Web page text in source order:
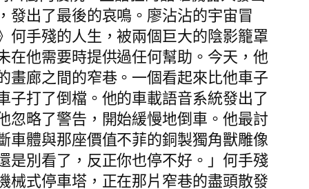
發出了最後的哀鳴。廖沾沾的宇宙冒
何手殘的人生，被兩個巨大的陰影籠罩
在他需要時提供過任何幫助。今天，他
畫廊之間的窄巷。一個看起來比他車子
子打了倒檔。他的車載語音系統發出了
忽略了警告，開始緩慢地倒車。他最討
車體與那座價值不菲的銅製獨角獸雕像
是別看了，反正你也停不好。」何手殘
械式停車塔，正在那片窄巷的盡頭散發